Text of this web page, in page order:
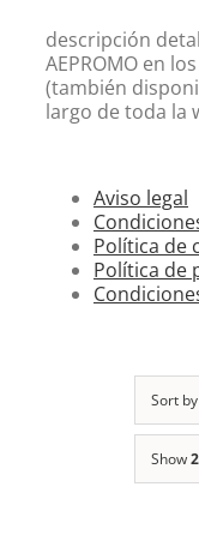
descripción
AEPROMO en
(también
largo de toda la
Aviso legal
Política de
Política de
Sort by
Show